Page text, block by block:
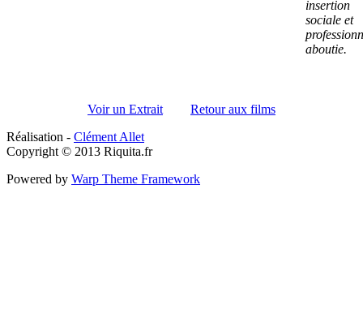
insertion
sociale et
aboutie.
Voir un Extrait
Retour aux films
Réalisation - Clément Allet
Copyright © 2013 Riquita.fr
Powered by Warp Theme Framework